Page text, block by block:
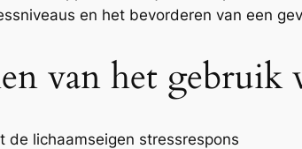
en het bevorderen van een
van het gebruik
de lichaamseigen stressrespons